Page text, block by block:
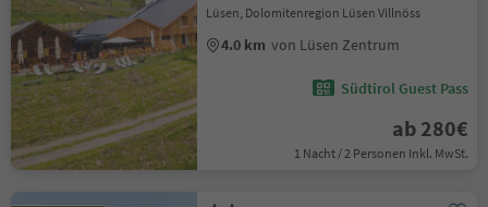
Lüsen, Dolomitenregion Lüsen Villnöss
4.0 km von Lüsen Zentrum
Südtirol Guest Pass
ab 280€
1 Nacht / 2 Personen Inkl. MwSt.